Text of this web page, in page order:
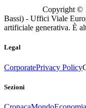
Copyright ©
Bassi) - Uffici Viale
artificiale generativa. È
Legal
CorporatePrivacy Policy
Sezioni